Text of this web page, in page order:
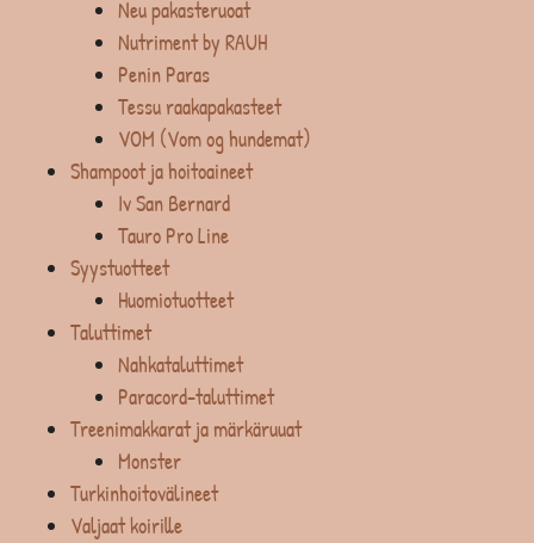
Neu pakasteruoat
Nutriment by RAUH
Penin Paras
Tessu raakapakasteet
VOM (Vom og hundemat)
Shampoot ja hoitoaineet
Iv San Bernard
Tauro Pro Line
Syystuotteet
Huomiotuotteet
Taluttimet
Nahkataluttimet
Paracord-taluttimet
Treenimakkarat ja märkäruuat
Monster
Turkinhoitovälineet
Valjaat koirille